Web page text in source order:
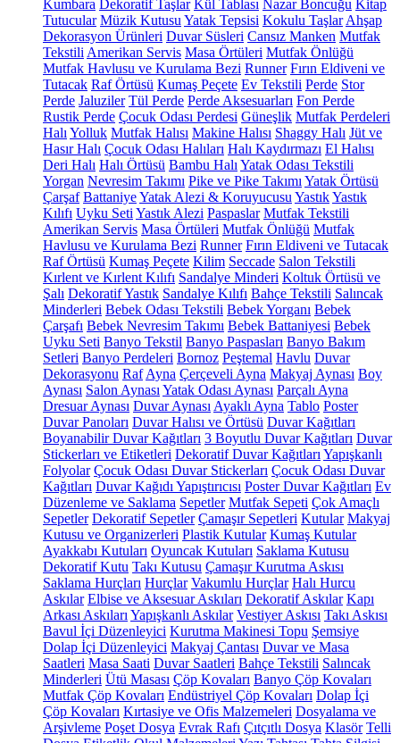
Kumbara Dekoratif Taşlar Kül Tablası Nazar Boncuğu Kitap
Tutucular Müzik Kutusu Yatak Tepsisi Kokulu Taşlar Ahşap
Dekorasyon Ürünleri Duvar Süsleri Cansız Manken Mutfak
Tekstili Amerikan Servis Masa Örtüleri Mutfak Önlüğü
Mutfak Havlusu ve Kurulama Bezi Runner Fırın Eldiveni ve
Tutacak Raf Örtüsü Kumaş Peçete Ev Tekstili Perde Stor
Perde Jaluziler Tül Perde Perde Aksesuarları Fon Perde
Rustik Perde Çocuk Odası Perdesi Güneşlik Mutfak Perdeleri
Halı Yolluk Mutfak Halısı Makine Halısı Shaggy Halı Jüt ve
Hasır Halı Çocuk Odası Halıları Halı Kaydırmazı El Halısı
Deri Halı Halı Örtüsü Bambu Halı Yatak Odası Tekstili
Yorgan Nevresim Takımı Pike ve Pike Takımı Yatak Örtüsü
Çarşaf BattaniyeYatak Alezi & Koruyucusu YastıkYastık
Kılıfı Uyku Seti Yastık Alezi Paspaslar Mutfak Tekstili
Amerikan Servis Masa Örtüleri Mutfak Önlüğü Mutfak
Havlusu ve Kurulama Bezi Runner Fırın Eldiveni ve Tutacak
Raf Örtüsü Kumaş Peçete Kilim Seccade Salon Tekstili
Kırlent ve Kırlent Kılıfı Sandalye Minderi Koltuk Örtüsü ve
Şalı Dekoratif Yastık Sandalye Kılıfı Bahçe Tekstili Salıncak
Minderleri Bebek Odası Tekstili Bebek Yorganı Bebek
Çarşafı Bebek Nevresim Takımı Bebek Battaniyesi Bebek
Uyku Seti Banyo Tekstil Banyo Paspasları Banyo Bakım
Setleri Banyo Perdeleri Bornoz Peştemal Havlu Duvar
Dekorasyonu Raf Ayna Çerçeveli Ayna Makyaj Aynası Boy
Aynası Salon Aynası Yatak Odası Aynası Parçalı Ayna
Dresuar Aynası Duvar Aynası Ayaklı Ayna Tablo Poster
Duvar Panoları Duvar Halısı ve Örtüsü Duvar Kağıtları
Boyanabilir Duvar Kağıtları 3 Boyutlu Duvar Kağıtları Duvar
Stickerları ve Etiketleri Dekoratif Duvar Kağıtları Yapışkanlı
Folyolar Çocuk Odası Duvar Stickerları Çocuk Odası Duvar
Kağıtları Duvar Kağıdı Yapıştırıcısı Poster Duvar Kağıtları Ev
Düzenleme ve Saklama Sepetler Mutfak Sepeti Çok Amaçlı
Sepetler Dekoratif Sepetler Çamaşır Sepetleri Kutular Makyaj
Kutusu ve Organizerleri Plastik Kutular Kumaş Kutular
Ayakkabı Kutuları Oyuncak Kutuları Saklama Kutusu
Dekoratif Kutu Takı Kutusu Çamaşır Kurutma Askısı
Saklama Hurçları Hurçlar Vakumlu Hurçlar Halı Hurcu
Askılar Elbise ve Aksesuar Askıları Dekoratif Askılar Kapı
Arkası Askıları Yapışkanlı Askılar Vestiyer Askısı Takı Askısı
Bavul İçi Düzenleyici Kurutma Makinesi Topu Şemsiye
Dolap İçi Düzenleyici Makyaj Çantası Duvar ve Masa
Saatleri Masa Saati Duvar Saatleri Bahçe Tekstili Salıncak
Minderleri Ütü Masası Çöp Kovaları Banyo Çöp Kovaları
Mutfak Çöp Kovaları Endüstriyel Çöp Kovaları Dolap İçi
Çöp Kovaları Kırtasiye ve Ofis Malzemeleri Dosyalama ve
Arşivleme Poşet Dosya Evrak Rafı Çıtçıtlı Dosya Klasör Telli